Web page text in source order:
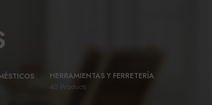
HERRAMIENTAS Y FERRETERÍA
40 Products